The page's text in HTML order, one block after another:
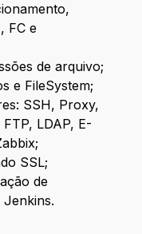
FC e
de arquivo;
e FileSystem;
SSH, Proxy,
LDAP, E-
SSL;
de